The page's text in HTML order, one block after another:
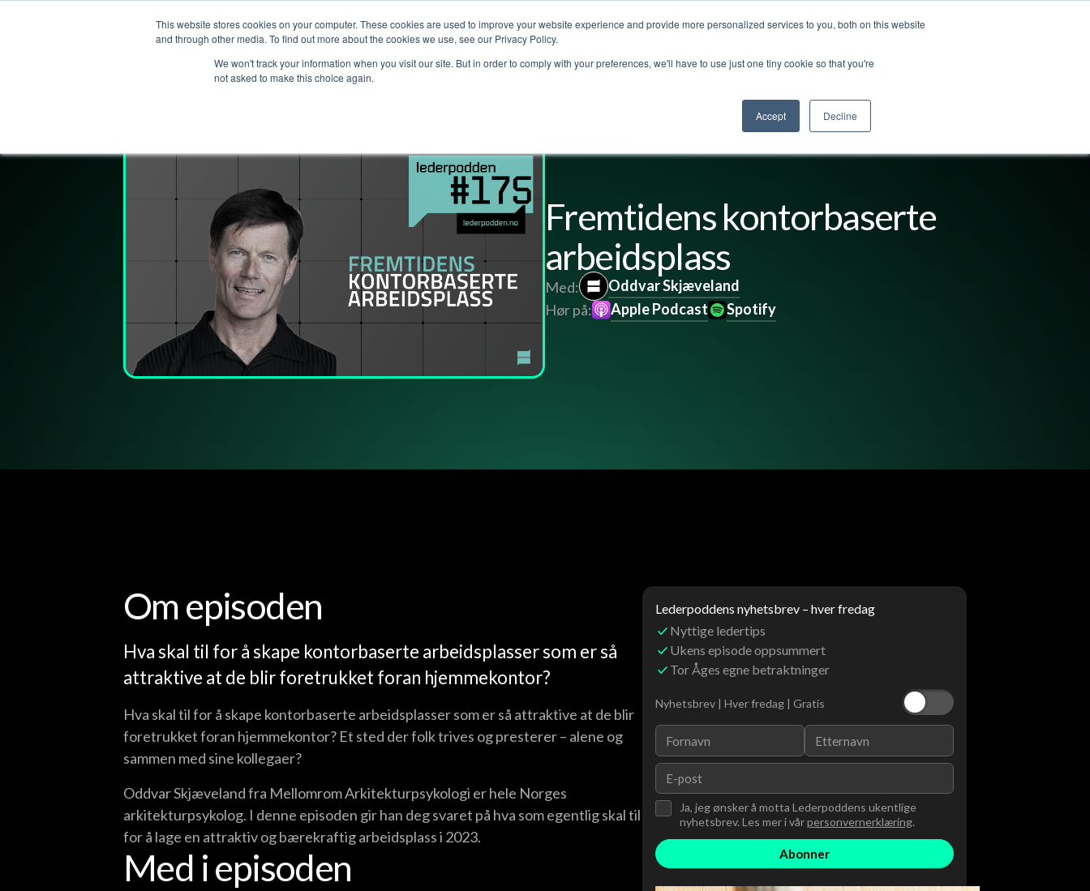
This website stores cookies on your computer. These cookies are used to improve your website experience and provide more personalized services to you, both on this website
and through other media. To find out more about the cookies we use, see our Privacy Policy.
We won't track your information when you visit our site. But in order to comply with your preferences, we'll have to use just one tiny cookie so that you're
not asked to make this choice again.
Accept Decline
Tjenester Kundehistorier Lederpodden Om oss Logg inn Kontakt oss
Fremtidens kontorbaserte
arbeidsplass
Med:
Oddvar Skjæveland
Hør på:
Apple Podcast Spotify
Om episoden
Hva skal til for å skape kontorbaserte arbeidsplasser som er så
attraktive at de blir foretrukket foran hjemmekontor?
Hva skal til for å skape kontorbaserte arbeidsplasser som er så attraktive at de blir
foretrukket foran hjemmekontor? Et sted der folk trives og presterer – alene og
sammen med sine kollegaer?
Oddvar Skjæveland fra Mellomrom Arkitekturpsykologi er hele Norges
arkitekturpsykolog. I denne episoden gir han deg svaret på hva som egentlig skal til
for å lage en attraktiv og bærekraftig arbeidsplass i 2023.
Med i episoden
Lederpoddens nyhetsbrev – hver fredag
Nyttige ledertips
Ukens episode oppsummert
Tor Åges egne betraktninger
Nyhetsbrev | Hver fredag | Gratis
Ja, jeg ønsker å motta Lederpoddens ukentlige
nyhetsbrev. Les mer i vårpersonvernerklæring.